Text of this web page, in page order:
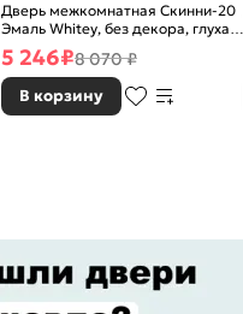
Дверь межкомнатная Скинни-20
Эмаль Whitey, без декора, глухая,
без стекла, без кромки, скиновая
5 246₽8 070 ₽
В корзину